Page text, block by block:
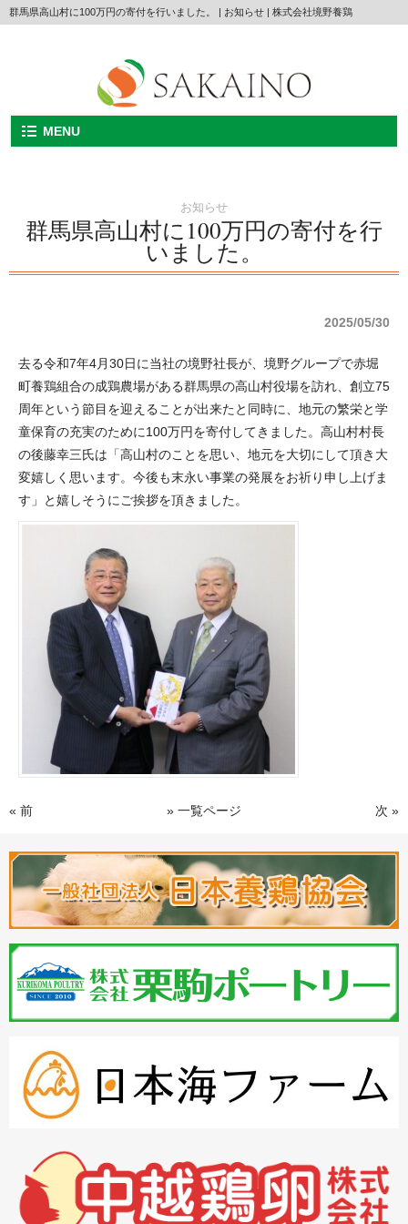
群馬県高山村に100万円の寄付を行いました。 | お知らせ | 株式会社境野養鶏
MENU
お知らせ
群馬県高山村に100万円の寄付を行
いました。
2025/05/30
去る令和7年4月30日に当社の境野社長が、境野グループで赤堀
町養鶏組合の成鶏農場がある群馬県の高山村役場を訪れ、創立75
周年という節目を迎えることが出来たと同時に、地元の繁栄と学
童保育の充実のために100万円を寄付してきました。高山村村長
の後藤幸三氏は「高山村のことを思い、地元を大切にして頂き大
変嬉しく思います。今後も末永い事業の発展をお祈り申し上げま
す」と嬉しそうにご挨拶を頂きました。
« 前 次 »
» 一覧ページ